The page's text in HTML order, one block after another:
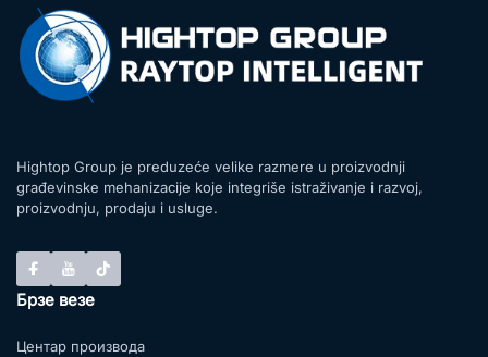
Hightop Group je preduzeće velike razmere u proizvodnji
građevinske mehanizacije koje integriše istraživanje i razvoj,
proizvodnju, prodaju i usluge.
Брзе везе
Центар производа